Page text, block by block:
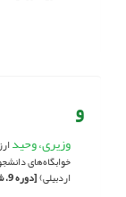
و
وزیری، وحید
خوابگاه‌های
اردبیلی)[دوره 9، شماره 1، 1400، صفحه 130-115]